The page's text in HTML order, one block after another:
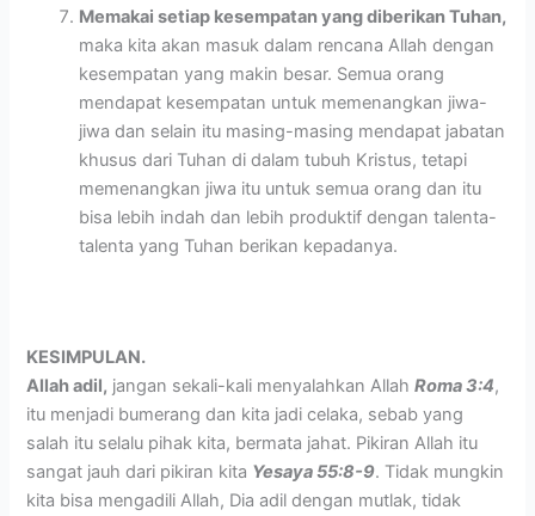
Memakai setiap kesempatan yang diberikan Tuhan,
maka kita akan masuk dalam rencana Allah dengan
kesempatan yang makin besar. Semua orang
mendapat kesempatan untuk memenangkan jiwa-
jiwa dan selain itu masing-masing mendapat jabatan
khusus dari Tuhan di dalam tubuh Kristus, tetapi
memenangkan jiwa itu untuk semua orang dan itu
bisa lebih indah dan lebih produktif dengan talenta-
talenta yang Tuhan berikan kepadanya.
KESIMPULAN.
Allah adil, jangan sekali-kali menyalahkan AllahRoma 3:4,
itu menjadi bumerang dan kita jadi celaka, sebab yang
salah itu selalu pihak kita, bermata jahat. Pikiran Allah itu
sangat jauh dari pikiran kita Yesaya 55:8-9. Tidak mungkin
kita bisa mengadili Allah, Dia adil dengan mutlak, tidak